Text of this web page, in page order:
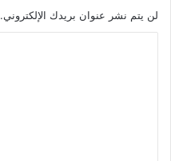
لن يتم نشر عنوان بريدك الإلكتروني.